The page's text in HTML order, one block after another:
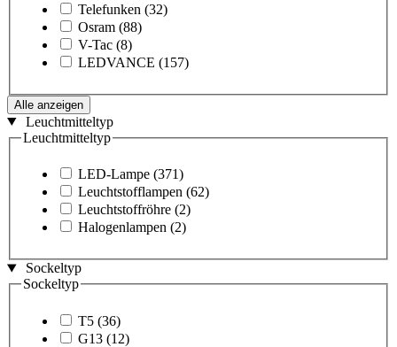
Telefunken (32)
Osram (88)
V-Tac (8)
LEDVANCE (157)
Alle anzeigen
Leuchtmitteltyp
Leuchtmitteltyp
LED-Lampe (371)
Leuchtstofflampen (62)
Leuchtstoffröhre (2)
Halogenlampen (2)
Sockeltyp
Sockeltyp
T5 (36)
G13 (12)